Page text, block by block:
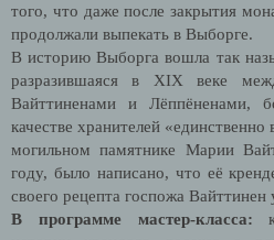
того, что даже после закрытия
продолжали выпекать в Выборге.
В историю Выборга вошла так
разразившаяся в XIX веке
Вайттиненами и Лёппёненами,
качестве хранителей
могильном памятнике Марии
году, было написано, что её
своего рецепта госпожа Вайттинен
В программе мастер-класса: